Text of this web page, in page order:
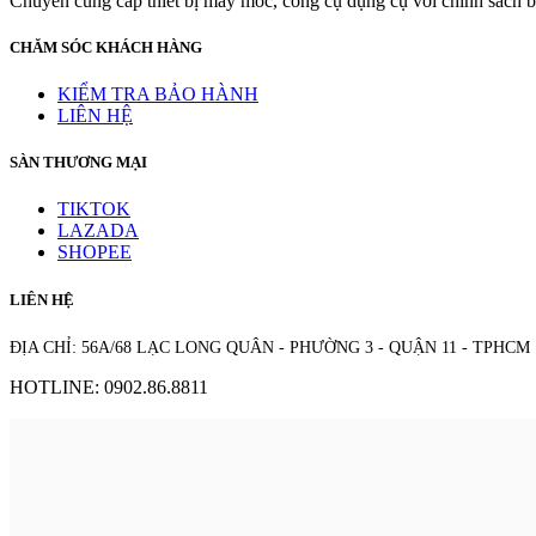
CHĂM SÓC KHÁCH HÀNG
KIỂM TRA BẢO HÀNH
LIÊN HỆ
SÀN THƯƠNG MẠI
TIKTOK
LAZADA
SHOPEE
LIÊN HỆ
ĐỊA CHỈ: 56A/68 LẠC LONG QUÂN - PHƯỜNG 3 - QUẬN 11 - TPHCM
HOTLINE: 0902.86.8811